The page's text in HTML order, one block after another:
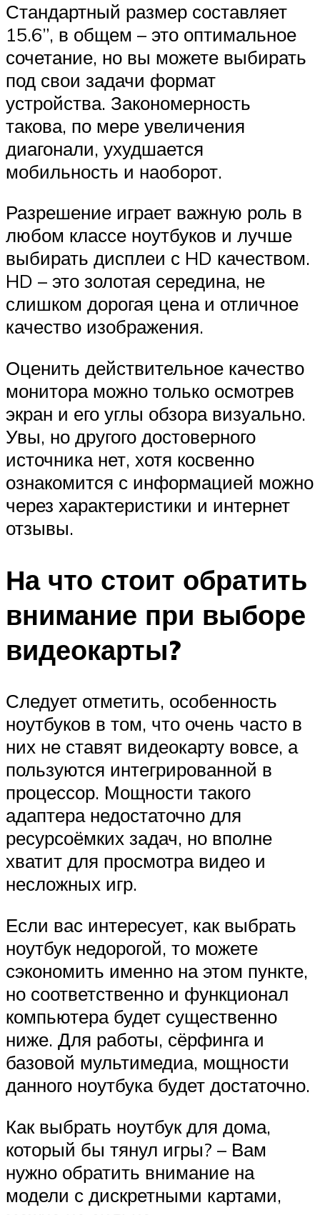
Стандартный размер составляет
15.6”, в общем – это оптимальное
сочетание, но вы можете выбирать
под свои задачи формат
устройства. Закономерность
такова, по мере увеличения
диагонали, ухудшается
мобильность и наоборот.
Разрешение играет важную роль в
любом классе ноутбуков и лучше
выбирать дисплеи с HD качеством.
HD – это золотая середина, не
слишком дорогая цена и отличное
качество изображения.
Оценить действительное качество
монитора можно только осмотрев
экран и его углы обзора визуально.
Увы, но другого достоверного
источника нет, хотя косвенно
ознакомится с информацией можно
через характеристики и интернет
отзывы.
На что стоит обратить
внимание при выборе
видеокарты?
Следует отметить, особенность
ноутбуков в том, что очень часто в
них не ставят видеокарту вовсе, а
пользуются интегрированной в
процессор. Мощности такого
адаптера недостаточно для
ресурсоёмких задач, но вполне
хватит для просмотра видео и
несложных игр.
Если вас интересует, как выбрать
ноутбук недорогой, то можете
сэкономить именно на этом пункте,
но соответственно и функционал
компьютера будет существенно
ниже. Для работы, сёрфинга и
базовой мультимедиа, мощности
данного ноутбука будет достаточно.
Как выбрать ноутбук для дома,
который бы тянул игры? – Вам
нужно обратить внимание на
модели с дискретными картами,